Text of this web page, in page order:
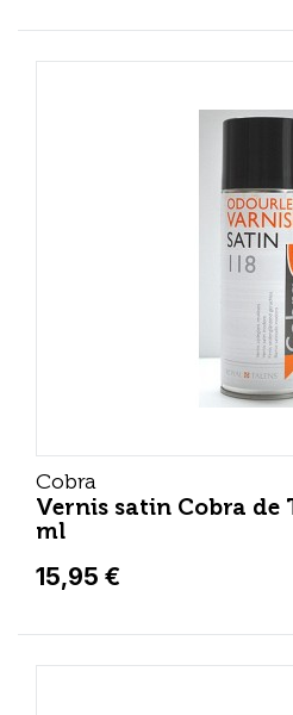
Cobra
Vernis satin Cobra de
ml
15,95 €